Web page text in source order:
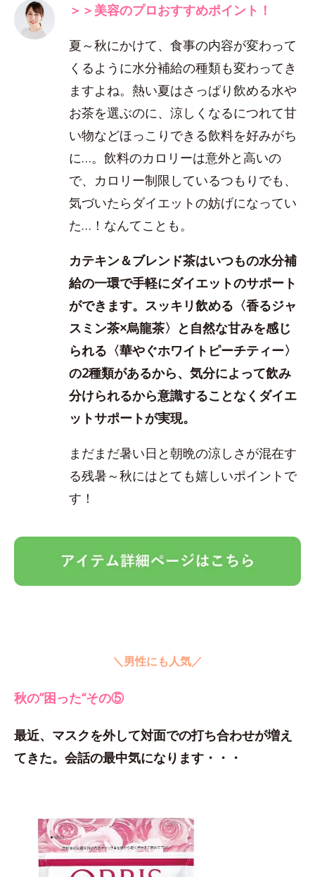
＞＞美容のプロおすすめポイント！
夏～秋にかけて、食事の内容が変わって
くるように水分補給の種類も変わってき
ますよね。熱い夏はさっぱり飲める水や
お茶を選ぶのに、涼しくなるにつれて甘
い物などほっこりできる飲料を好みがち
に…。飲料のカロリーは意外と高いの
で、カロリー制限しているつもりでも、
気づいたらダイエットの妨げになってい
た…！なんてことも。
カテキン＆ブレンド茶はいつもの水分補
給の一環で手軽にダイエットのサポート
ができます。スッキリ飲める〈香るジャ
スミン茶×烏龍茶〉と自然な甘みを感じ
られる〈華やぐホワイトピーチティー〉
の2種類があるから、気分によって飲み
分けられるから意識することなくダイエ
ットサポートが実現。
まだまだ暑い日と朝晩の涼しさが混在す
る残暑～秋にはとても嬉しいポイントで
す！
＼男性にも人気／
秋の”困った“その⑤
最近、マスクを外して対面での打ち合わせが増え
てきた。会話の最中気になります・・・